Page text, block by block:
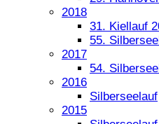
2018
31. Kiellauf
55.
2017
54.
2016
Silberseelauf
2015